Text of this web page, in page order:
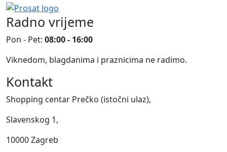
Radno vrijeme
Pon - Pet: 08:00 - 16:00
Viknedom, blagdanima i praznicima ne radimo.
Kontakt
Shopping centar Prečko (istočni ulaz),
Slavenskog 1,
10000 Zagreb